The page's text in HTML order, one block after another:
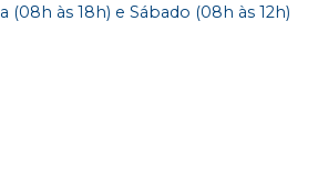
(08h às 18h) e Sábado (08h às 12h)